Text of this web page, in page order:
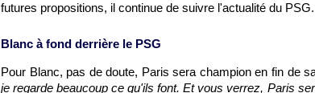
futures propositions, il continue de suivre l'actualité du PSG.
Blanc à fond derrière le PSG
Pour Blanc, pas de doute, Paris sera champion en fin de
je regarde beaucoup ce qu'ils font. Et vous verrez, Paris